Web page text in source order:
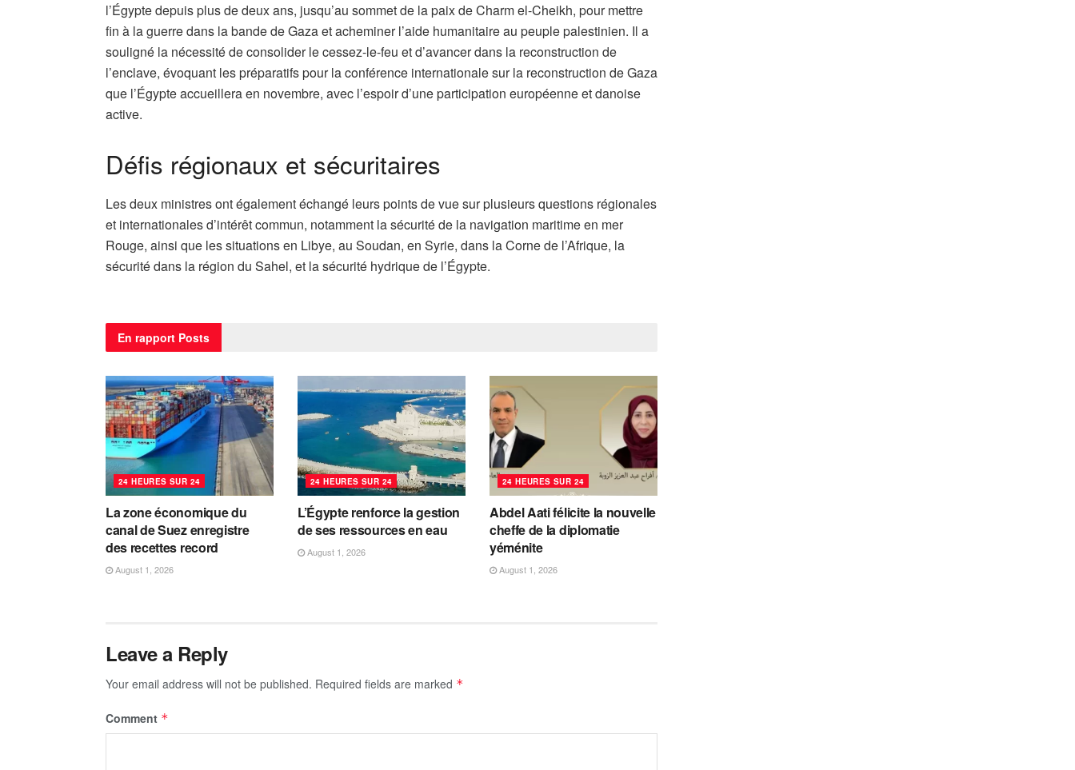
l’Égypte depuis plus de deux ans, jusqu’au sommet de la paix de Charm el-Cheikh, pour mettre
fin à la guerre dans la bande de Gaza et acheminer l’aide humanitaire au peuple palestinien. Il a
souligné la nécessité de consolider le cessez-le-feu et d’avancer dans la reconstruction de
l’enclave, évoquant les préparatifs pour la conférence internationale sur la reconstruction de Gaza
que l’Égypte accueillera en novembre, avec l’espoir d’une participation européenne et danoise
active.
Défis régionaux et sécuritaires
Les deux ministres ont également échangé leurs points de vue sur plusieurs questions régionales
et internationales d’intérêt commun, notamment la sécurité de la navigation maritime en mer
Rouge, ainsi que les situations en Libye, au Soudan, en Syrie, dans la Corne de l’Afrique, la
sécurité dans la région du Sahel, et la sécurité hydrique de l’Égypte.
En rapport Posts
24 HEURES SUR 24
La zone économique du
canal de Suez enregistre
des recettes record
August 1, 2026
24 HEURES SUR 24
L’Égypte renforce la gestion
de ses ressources en eau
August 1, 2026
24 HEURES SUR 24
Abdel Aati félicite la nouvelle
cheffe de la diplomatie
yéménite
August 1, 2026
Leave a Reply
Your email address will not be published. Required fields are marked *
Comment *